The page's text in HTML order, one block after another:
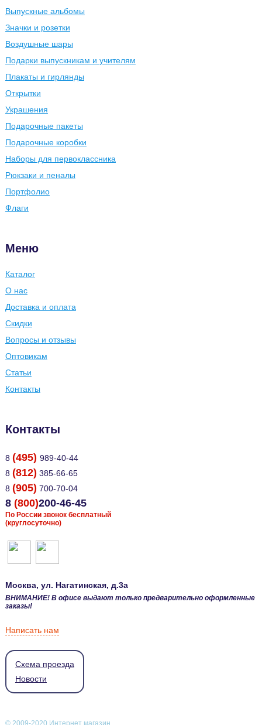
Выпускные альбомы
Значки и розетки
Воздушные шары
Подарки выпускникам и учителям
Плакаты и гирлянды
Открытки
Украшения
Подарочные пакеты
Подарочные коробки
Наборы для первоклассника
Рюкзаки и пеналы
Портфолио
Флаги
Меню
Каталог
О нас
Доставка и оплата
Скидки
Вопросы и отзывы
Оптовикам
Статьи
Контакты
Контакты
8 (495) 989-40-44
8 (812) 385-66-65
8 (905) 700-70-04
8 (800)200-46-45
По России звонок бесплатный
(круглосуточно)
Москва, ул. Нагатинская, д.3а
ВНИМАНИЕ! В офисе выдают только предварительно оформленные
заказы!
Написать нам
Схема проезда
Новости
© 2009-2020 Интернет магазин